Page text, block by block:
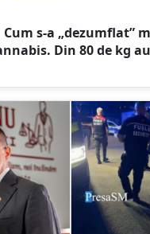
Cum s-a „dezumflat”
Din 80 de kg
după metoda